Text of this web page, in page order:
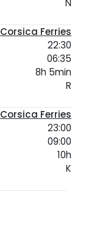
N
Corsica Ferries
22:30
06:35
8h 5min
R
Corsica Ferries
23:00
09:00
10h
K